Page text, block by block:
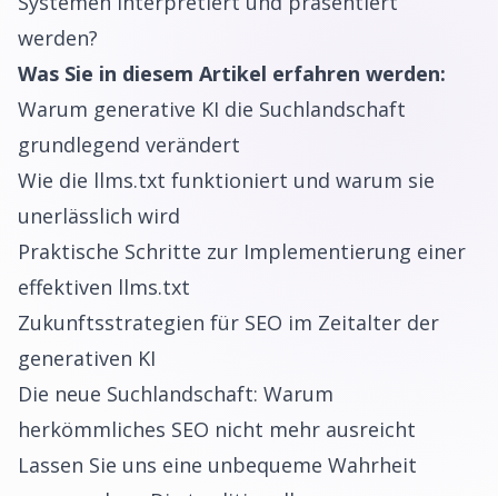
werden?
Was Sie in diesem Artikel erfahren werden:
Warum generative KI die Suchlandschaft
grundlegend verändert
Wie die llms.txt funktioniert und warum sie
unerlässlich wird
Praktische Schritte zur Implementierung einer
effektiven llms.txt
Zukunftsstrategien für SEO im Zeitalter der
generativen KI
Die neue Suchlandschaft: Warum
herkömmliches SEO nicht mehr ausreicht
Lassen Sie uns eine unbequeme Wahrheit